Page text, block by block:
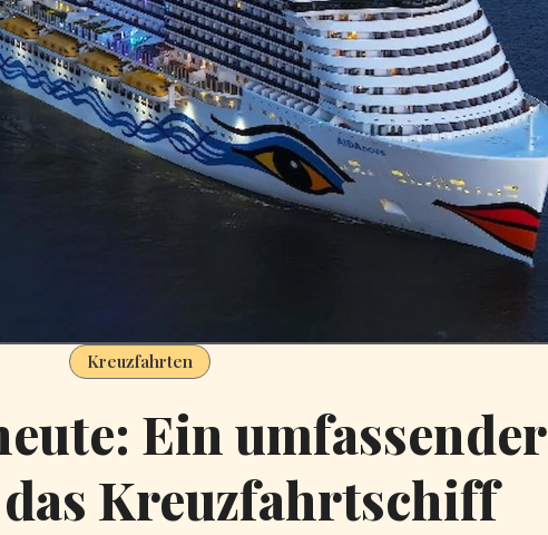
Kreuzfahrten
Ein umfassender
Kreuzfahrtschiff